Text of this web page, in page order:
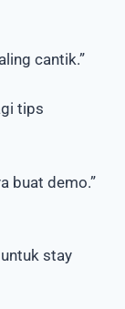
cantik.”
tips
buat demo.”
untuk stay